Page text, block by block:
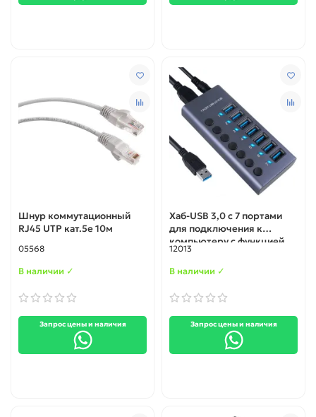
Шнур коммутационный
RJ45 UTP кат.5е 10м
05568
В наличии ✓
Запрос цены и наличия
Хаб-USB 3,0 с 7 портами
для подключения к
компьютеру с функцией
зарядки (Блок питания на
12 В), c поддержкой Mac
12013
В наличии ✓
Запрос цены и наличия